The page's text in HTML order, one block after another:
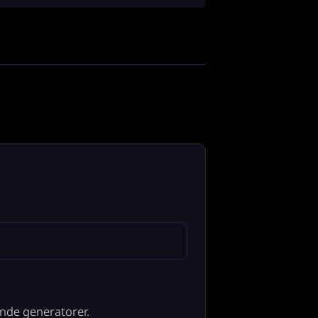
generatorer.